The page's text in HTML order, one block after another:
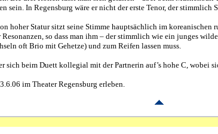
sein. In Regensburg wäre er nicht der erste Tenor, der stimmlich
hoher Statur sitzt seine Stimme hauptsächlich im koreanischen
so dass man ihm – der stimmlich wie ein junges
oft Brio mit Gehetze) und zum Reifen lassen muss.
sich beim Duett kollegial mit der Partnerin auf’s hohe C, wobei
im Theater Regensburg erleben.